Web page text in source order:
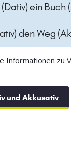
ein Buch
den Weg
Informationen zu
und Akkusativ